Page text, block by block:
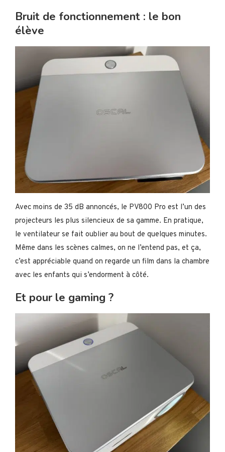
Bruit de fonctionnement : le bon
élève
Avec moins de 35 dB annoncés, le PV800 Pro est l’un des
projecteurs les plus silencieux de sa gamme. En pratique,
le ventilateur se fait oublier au bout de quelques minutes.
Même dans les scènes calmes, on ne l’entend pas, et ça,
c’est appréciable quand on regarde un film dans la chambre
avec les enfants qui s’endorment à côté.
Et pour le gaming ?